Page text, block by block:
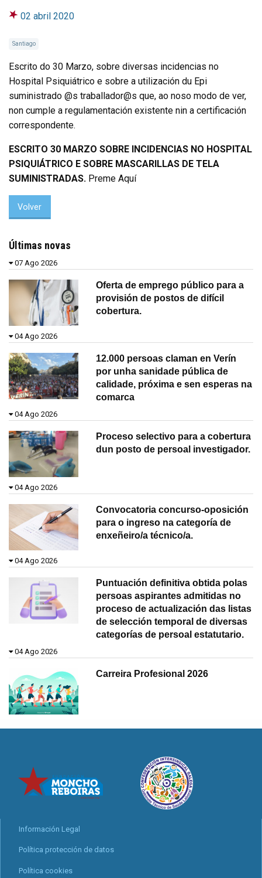
02 abril 2020
Santiago
Escrito do 30 Marzo, sobre diversas incidencias no
Hospital Psiquiátrico e sobre a utilización du Epi
suministrado @s traballador@s que, ao noso modo de ver,
non cumple a regulamentación existente nin a certificación
correspondente.
ESCRITO 30 MARZO SOBRE INCIDENCIAS NO HOSPITAL
PSIQUIÁTRICO E SOBRE MASCARILLAS DE TELA
SUMINISTRADAS. Preme Aquí
Volver
Últimas novas
07 Ago 2026
Oferta de emprego público para a
provisión de postos de difícil
cobertura.
04 Ago 2026
12.000 persoas claman en Verín
por unha sanidade pública de
calidade, próxima e sen esperas na
comarca
04 Ago 2026
Proceso selectivo para a cobertura
dun posto de persoal investigador.
04 Ago 2026
Convocatoria concurso-oposición
para o ingreso na categoría de
enxeñeiro/a técnico/a.
04 Ago 2026
Puntuación definitiva obtida polas
persoas aspirantes admitidas no
proceso de actualización das listas
de selección temporal de diversas
categorías de persoal estatutario.
04 Ago 2026
Carreira Profesional 2026
Información Legal
Política protección de datos
Política cookies